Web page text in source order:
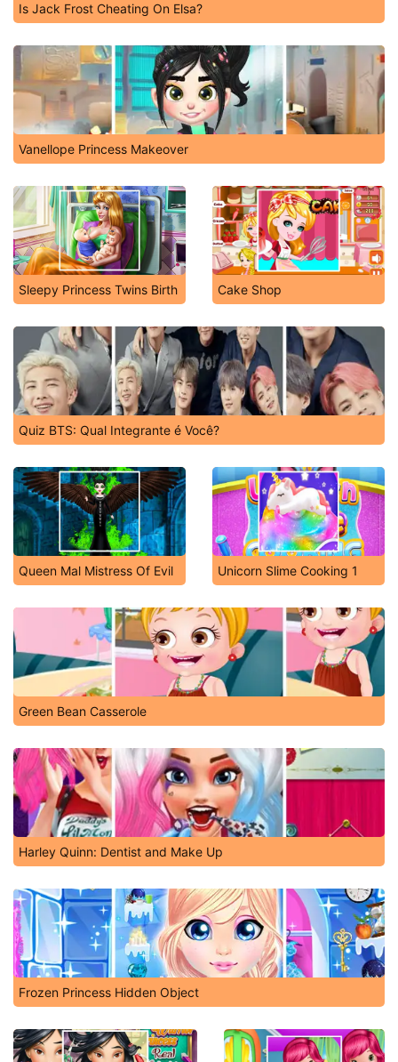
Is Jack Frost Cheating On Elsa?
Vanellope Princess Makeover
Sleepy Princess Twins Birth Cake Shop
Quiz BTS: Qual Integrante é Você?
Queen Mal Mistress Of Evil Unicorn Slime Cooking 1
Green Bean Casserole
Harley Quinn: Dentist and Make Up
Frozen Princess Hidden Object